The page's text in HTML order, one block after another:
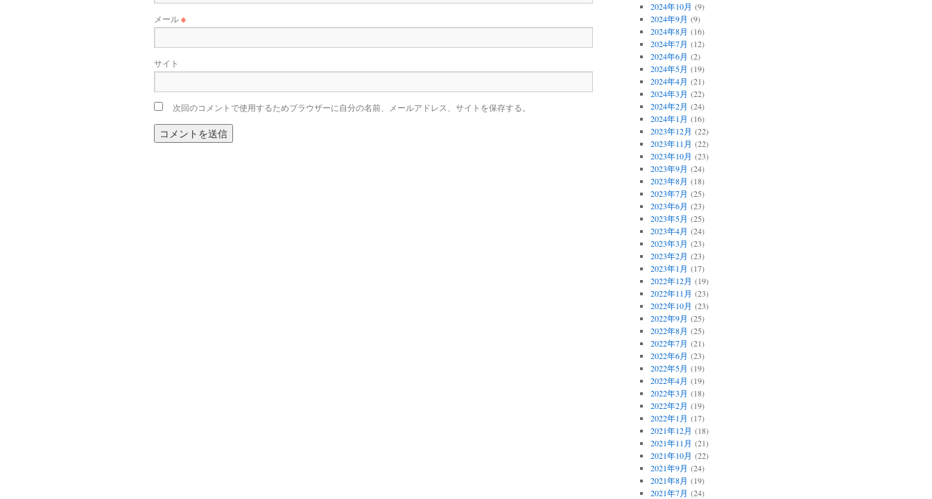
メール※
サイト
次回のコメントで使用するためブラウザーに自分の名前、メールアドレス、サイトを保存する。
2024年10月 (9)
2024年9月 (9)
2024年8月 (16)
2024年7月 (12)
2024年6月 (2)
2024年5月 (19)
2024年4月 (21)
2024年3月 (22)
2024年2月 (24)
2024年1月 (16)
2023年12月 (22)
2023年11月 (22)
2023年10月 (23)
2023年9月 (24)
2023年8月 (18)
2023年7月 (25)
2023年6月 (23)
2023年5月 (25)
2023年4月 (24)
2023年3月 (23)
2023年2月 (23)
2023年1月 (17)
2022年12月 (19)
2022年11月 (23)
2022年10月 (23)
2022年9月 (25)
2022年8月 (25)
2022年7月 (21)
2022年6月 (23)
2022年5月 (19)
2022年4月 (19)
2022年3月 (18)
2022年2月 (19)
2022年1月 (17)
2021年12月 (18)
2021年11月 (21)
2021年10月 (22)
2021年9月 (24)
2021年8月 (19)
2021年7月 (24)